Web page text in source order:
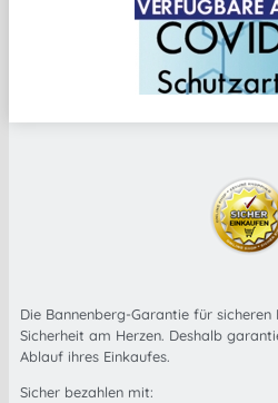
Die Bannenberg-Garantie für sicheren
Sicherheit am Herzen. Deshalb
Ablauf ihres Einkaufes.
Sicher bezahlen mit: